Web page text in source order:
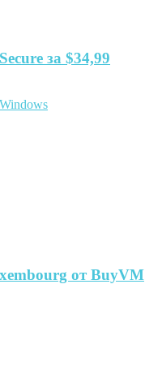
за $34,99
Windows
от BuyVM